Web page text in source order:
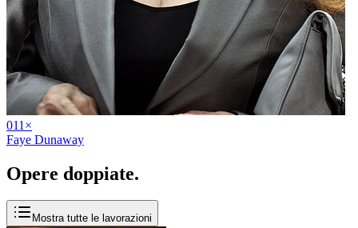
011 ×
Faye Dunaway
Opere doppiate.
Mostra tutte le lavorazioni